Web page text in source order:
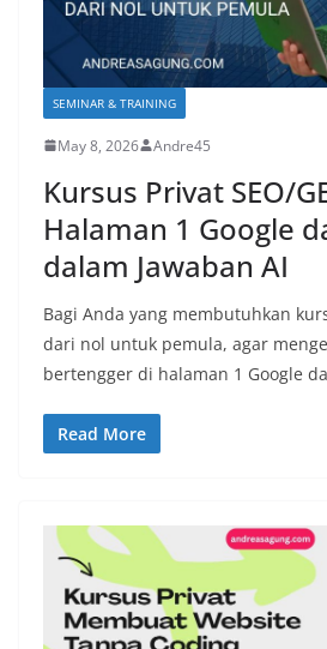
SEMINAR & TRAINING
May 8, 2026 Andre45
Kursus Privat SEO/
Halaman 1 Google
dalam Jawaban AI
Bagi Anda yang membutuhkan
dari nol untuk pemula, agar
bertengger di halaman 1 Google
Read More